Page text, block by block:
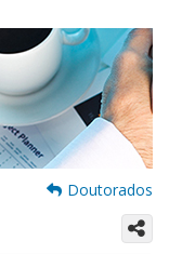
Doutorados